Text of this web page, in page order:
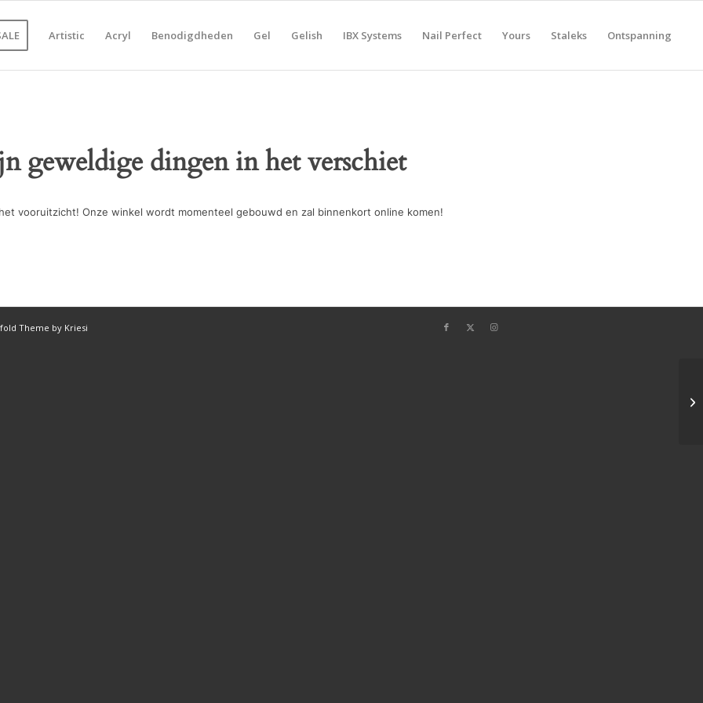
Artistic Acryl Benodigdheden Gel Gelish IBX Systems Nail Perfect Yours Staleks Ontspanning
geweldige dingen in het verschiet
vooruitzicht! Onze winkel wordt momenteel gebouwd en zal binnenkort online komen!
Theme by Kriesi